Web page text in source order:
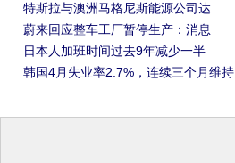
特斯拉与澳洲马格尼斯能源公司达
蔚来回应整车工厂暂停生产：消息
日本人加班时间过去9年减少一半
韩国4月失业率2.7%，连续三个月维持